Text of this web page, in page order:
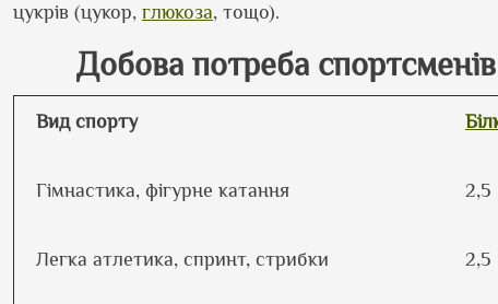
цукрів (цукор, глюкоза, тощо).
Добова потреба
Вид спорту
Гімнастика, фігурне катання 2,5
Легка атлетика, спринт, стрибки 2,5